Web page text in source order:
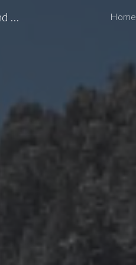
to main content
Trainingszentrum Überetsch-Unterland Amateursportverein Home